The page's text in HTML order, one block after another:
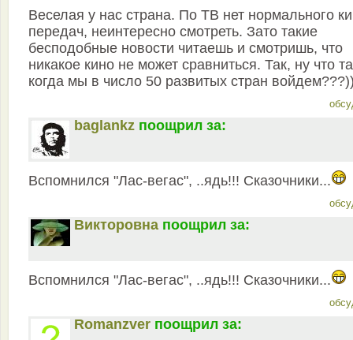
Веселая у нас страна. По ТВ нет нормального
передач, неинтересно смотреть. Зато такие
бесподобные новости читаешь и смотришь, что
никакое кино не может сравниться. Так, ну что
когда мы в число 50 развитых стран
baglankz поощрил за:
Вспомнился "Лас-вегас", ..ядь!!! Сказочники...
Викторовна поощрил за:
Вспомнился "Лас-вегас", ..ядь!!! Сказочники...
Romanzver поощрил за: